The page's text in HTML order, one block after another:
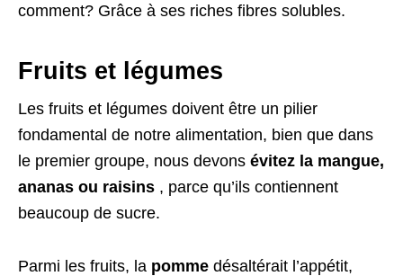
comment? Grâce à ses riches fibres solubles.
Fruits et légumes
Les fruits et légumes doivent être un pilier
fondamental de notre alimentation, bien que dans
le premier groupe, nous devons évitez la mangue,
ananas ou raisins , parce qu’ils contiennent
beaucoup de sucre.
Parmi les fruits, la pomme désaltérait l’appétit,